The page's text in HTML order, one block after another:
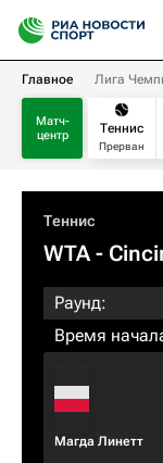
Главное Лига
Матч-
центр
Теннис
Прерван
Теннис
WTA-
Раунд:
Время
Магда Линетт